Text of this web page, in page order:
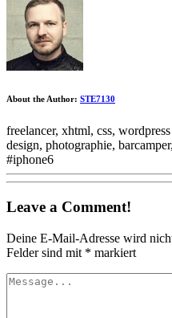
About the Author: STE7130
freelancer, xhtml, css,
design, photographie,
#iphone6
Leave a Comment!
Deine E-Mail-Adresse wird
Felder sind mit * markiert